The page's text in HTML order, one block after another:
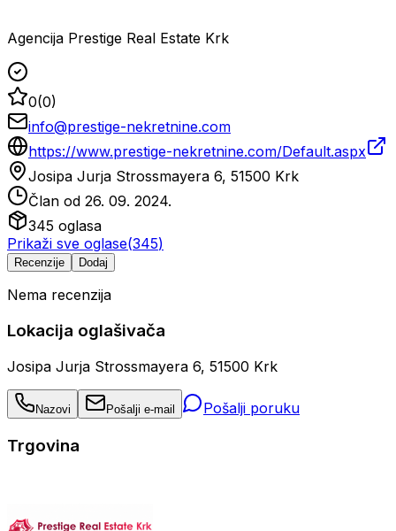
Agencija Prestige Real Estate Krk
0(0)
info@prestige-nekretnine.com
https://www.prestige-nekretnine.com/Default.aspx
Josipa Jurja Strossmayera 6, 51500 Krk
Član od 26. 09. 2024.
345 oglasa
Prikaži sve oglase(345)
Recenzije Dodaj
Nema recenzija
Lokacija oglašivača
Josipa Jurja Strossmayera 6, 51500 Krk
Nazovi Pošalji e-mail Pošalji poruku
Trgovina